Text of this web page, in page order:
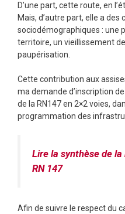
D’une part, cette route, en
Mais, d’autre part, elle a
sociodémographiques : une
territoire, un vieillissement
paupérisation.
Cette contribution aux
ma demande d’inscription
de la RN147 en 2×2 voies,
programmation des
Lire la synthèse de la
RN 147
Afin de suivre le respect du